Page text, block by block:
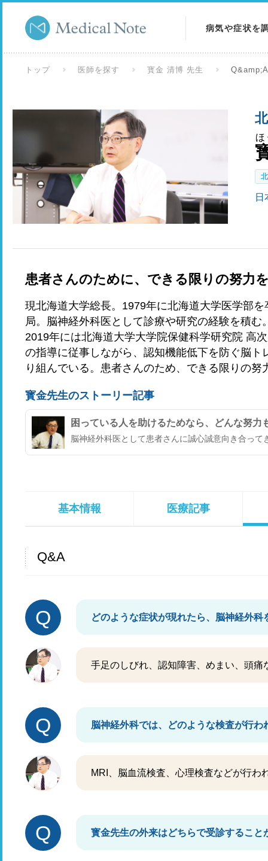
病気や症状を
検査を調べる
トップ 医師を探す 寳金 清博 先生
ほ
日
患者さんのために、できる限りの努力
現北海道大学総長。1979年に北海道大学医学部
局。脳神経外科医として診療や研究の経験を積
2019年には北海道大学大学院保健科学研究院 高
の指導に従事しながら、認知機能低下を防ぐ脳
り組んでいる。患者さんのため、できる限りの
寳金先生のストーリー記事
困っている人を助けるためなら、どんな努力
脳神経外科医として患者さんに誠心誠意向き合って
基本情報 医療記事
Q&A
Q どのような症状が現れたら、脳神経外科
手足のしびれ、認知障害、めまい、頭
Q 脳神経外科では、どのような検査が行わ
MRI、脳血流検査、心理検査などが行わ
Q 寳金先生の外来はどちらで受診すること